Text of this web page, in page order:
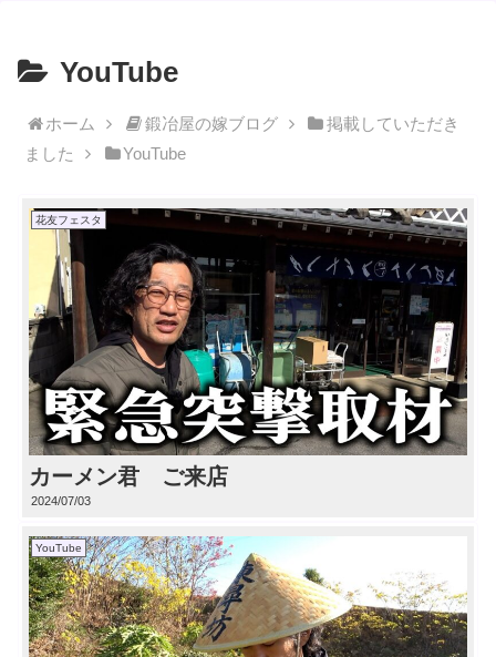
YouTube
ホーム 鍛冶屋の嫁ブログ
掲載していただき
ました
YouTube
花友フェスタ
カーメン君 ご来店
2024/07/03
YouTube